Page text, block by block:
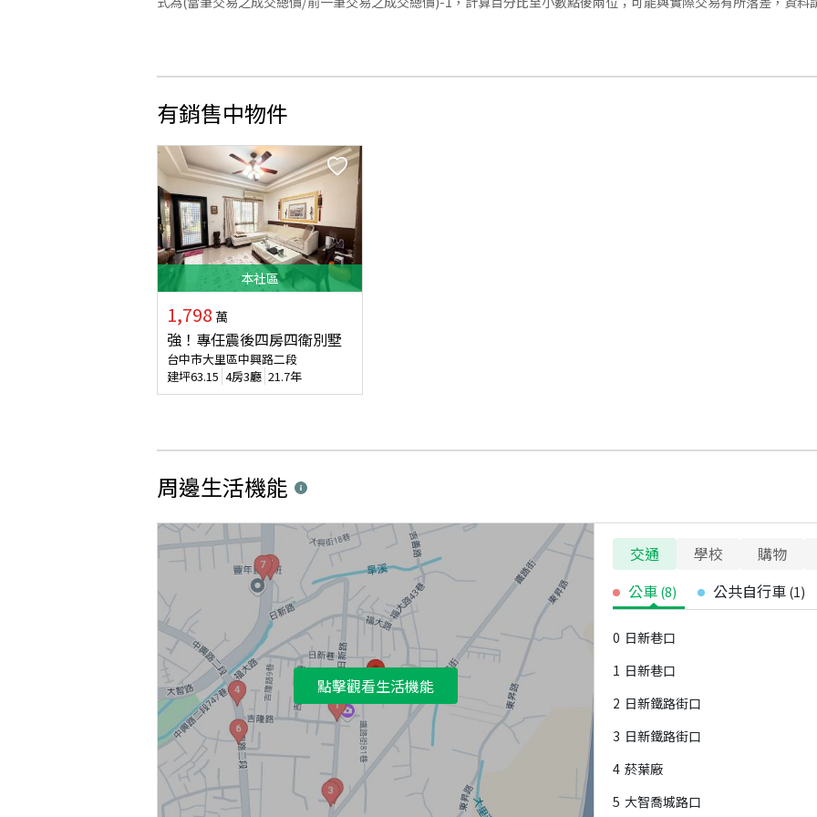
有銷售中物件
本社區
1,798 萬
強！專任震後四房四衛別墅
台中市大里區中興路二段
建坪63.15 4房3廳 21.7年
周邊生活機能
點擊觀看生活機能
交通 學校 購物
公車 (8) 公共自行車 (1)
0 日新巷口
1 日新巷口
2 日新鐵路街口
3 日新鐵路街口
4 菸葉廠
5 大智喬城路口